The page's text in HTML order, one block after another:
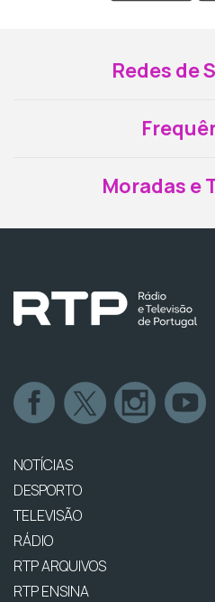
Redes de
Moradas e
NOTÍCIAS
DESPORTO
TELEVISÃO
RÁDIO
RTP ARQUIVOS
RTP ENSINA